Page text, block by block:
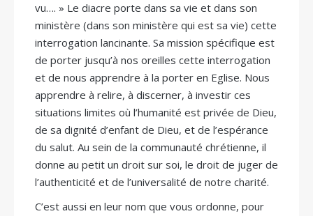
vu…. » Le diacre porte dans sa vie et dans son
ministère (dans son ministère qui est sa vie) cette
interrogation lancinante. Sa mission spécifique est
de porter jusqu’à nos oreilles cette interrogation
et de nous apprendre à la porter en Eglise. Nous
apprendre à relire, à discerner, à investir ces
situations limites où l’humanité est privée de Dieu,
de sa dignité d’enfant de Dieu, et de l’espérance
du salut. Au sein de la communauté chrétienne, il
donne au petit un droit sur soi, le droit de juger de
l’authenticité et de l’universalité de notre charité.
C’est aussi en leur nom que vous ordonne, pour